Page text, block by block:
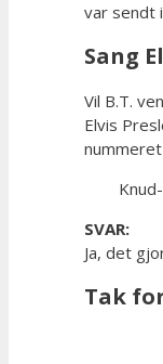
var sendt
Sang
Vil B.T.
Elvis
nummeret
SVAR:
Ja, det
Tak